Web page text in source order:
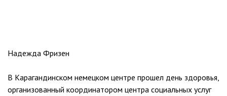
Надежда Фризен
В Карагандинском немецком центре прошел день здоровья,
организованный координатором центра социальных услуг